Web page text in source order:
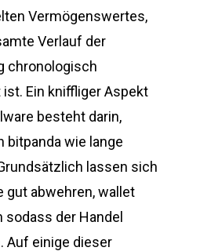
Vermögenswertes,
Verlauf der
chronologisch
Ein kniffliger Aspekt
besteht darin,
bitpanda wie lange
lassen sich
gut abwehren, wallet
der Handel
Auf einige dieser